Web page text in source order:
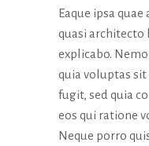
Eaque ipsa
quasi architecto
explicabo.
quia voluptas
fugit, sed quia
eos qui ratione
Neque porro